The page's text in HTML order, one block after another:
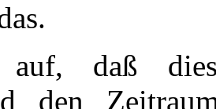
daß
den